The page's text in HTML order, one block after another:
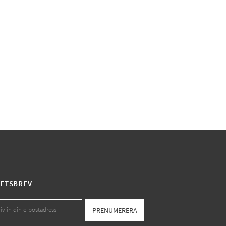
PRENUMERERA